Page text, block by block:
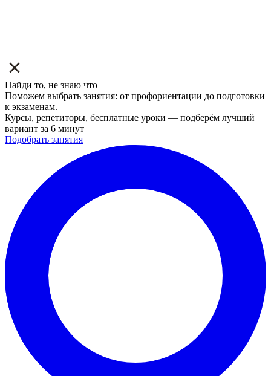
Найди то, не знаю что
Поможем выбрать занятия: от профориентации до подготовки
к экзаменам.
Курсы, репетиторы, бесплатные уроки — подберём лучший
вариант за 6 минут
Подобрать занятия